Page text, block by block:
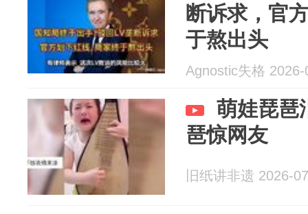
断诉求，官
于熬出头
Agnostic失格 2026-
萌娃琵琶
琶惊网友
旧纸讲非遗 2026-